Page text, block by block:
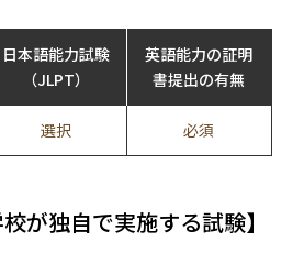
日本語能力試験
（JLPT）
英語能力の証明
書提出の有無
選択 必須
が独自で実施する試験】